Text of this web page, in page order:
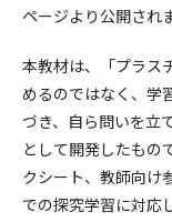
ページより公開され
本教材は、「プラス
めるのではなく、学
づき、自ら問いを立
として開発したもの
クシート、教師向け
での探究学習に対応